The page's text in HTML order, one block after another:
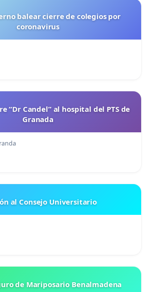
cierre de colegios por
coronavirus
“Dr Candel” al hospital del PTS de
Granada
Petición al Consejo Universitario
de Mariposario Benalmadena